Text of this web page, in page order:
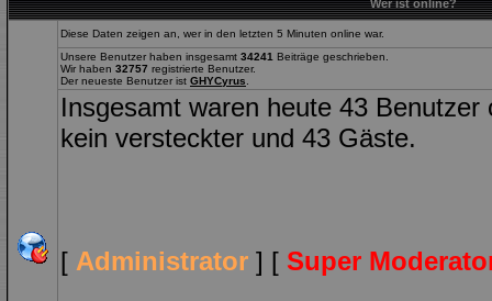
Wer ist online?
Diese Daten zeigen an, wer in den letzten 5 Minuten online war.
Unsere Benutzer haben insgesamt 34241 Beiträge geschrieben.
Wir haben 32757 registrierte Benutzer.
Der neueste Benutzer ist GHYCyrus
Insgesamt waren heute 43
kein versteckter und 43 Gäste.
[ Administrator ] [ Super